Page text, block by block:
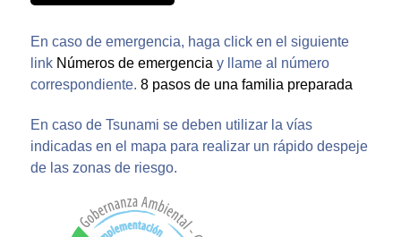
En caso de emergencia, haga click en el siguiente
link Números de emergencia y llame al número
correspondiente. 8 pasos de una familia preparada
En caso de Tsunami se deben utilizar la vías
indicadas en el mapa para realizar un rápido despeje
de las zonas de riesgo.